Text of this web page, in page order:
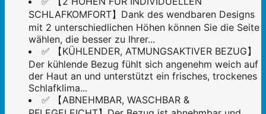
SCHLAFKOMFORT】Dank des wendbaren Designs
mit 2 unterschiedlichen Höhen können Sie die Seite
wählen, die besser zu Ihrer...
✅ 【KÜHLENDER, ATMUNGSAKTIVER BEZUG】
Der kühlende Bezug fühlt sich angenehm weich auf
der Haut an und unterstützt ein frisches, trockenes
Schlafklima...
✅ 【ABNEHMBAR, WASCHBAR &